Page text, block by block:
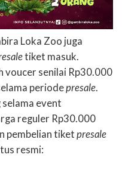
Loka Zoo juga
tiket masuk.
voucer senilai Rp30.000
periodepresale.
event
reguler Rp30.000
pembelian tiketpresale
resmi: